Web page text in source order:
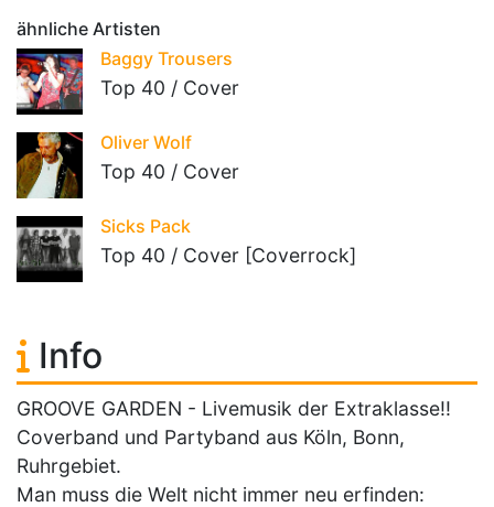
ähnliche Artisten
Baggy Trousers
Top 40 / Cover
Oliver Wolf
Top 40 / Cover
Sicks Pack
Top 40 / Cover [Coverrock]
Info
GROOVE GARDEN - Livemusik der Extraklasse!!
Coverband und Partyband aus Köln, Bonn,
Ruhrgebiet.
Man muss die Welt nicht immer neu erfinden: